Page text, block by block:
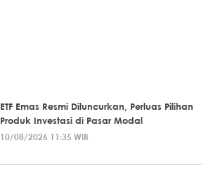
ETF Emas Resmi Diluncurkan, Perluas Pilihan
Produk Investasi di Pasar Modal
10/08/2026 11:35 WIB